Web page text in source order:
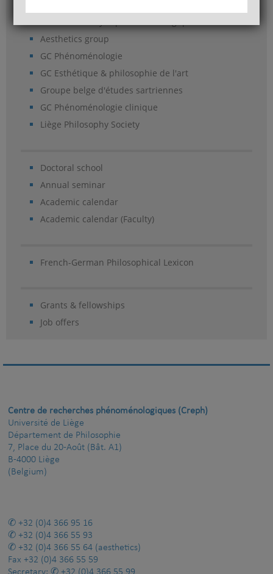
Aesthetics group
GC Phénoménologie
GC Esthétique & philosophie de l'art
Groupe belge d'études sartriennes
GC Phénoménologie clinique
Liège Philosophy Society
Doctoral school
Annual seminar
Academic calendar
Academic calendar (Faculty)
French-German Philosophical Lexicon
Grants & fellowships
Job offers
Centre de recherches phénoménologiques (Creph)
Université de Liège
Département de Philosophie
7, Place du 20-Août (Bât. A1)
B-4000 Liège
(Belgium)
+32 (0)4 366 95 16
+32 (0)4 366 55 93
+32 (0)4 366 55 64 (aesthetics)
Fax +32 (0)4 366 55 59